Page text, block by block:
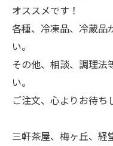
オススメです！
各種、冷凍品、冷蔵品
い。
その他、相談、調理法
い。
ご注文、心よりお待ち
三軒茶屋、梅ヶ丘、経